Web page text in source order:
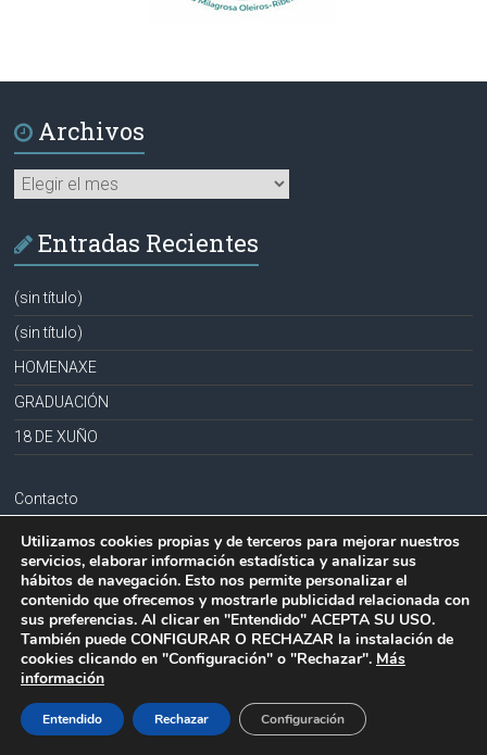
Archivos
Archivos
Entradas Recientes
(sin título)
(sin título)
HOMENAXE
GRADUACIÓN
18 DE XUÑO
Contacto
Aviso legal
Política de privacidad
Política de cookies
Copyright © 2026
Todos los derechos reservados.
Tema:
Acceleratepor ThemeGrill. Funciona conWordPress
Utilizamos cookies propias y de terceros para mejorar nuestros
servicios, elaborar información estadística y analizar sus
hábitos de navegación. Esto nos permite personalizar el
contenido que ofrecemos y mostrarle publicidad relacionada con
sus preferencias. Al clicar en "Entendido" ACEPTA SU USO.
También puede CONFIGURAR O RECHAZAR la instalación de
cookies clicando en "Configuración" o "Rechazar". Más
información
Entendido Rechazar Configuración